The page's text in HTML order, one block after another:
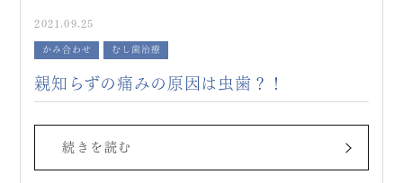
2021.09.25
かみ合わせ むし歯治療
親知らずの痛みの原因は虫歯？！
続きを読む